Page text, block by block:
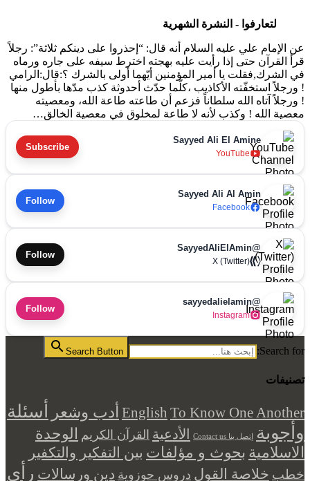
لتعارفوا - النشرة الشهرية
عن الإمام علي عليه السلام أنه قال: “إحذروا على دينكم ثلاثة”: رجلاً
قرأ القرآن حتى إذا رأيت عليه بهجته اخترط سيفه على جاره ورماه
في الشرك,فقلت يا أمير المؤمنين أيّهما أولى بالشرك ؟:قال:الرامي
! ورجلاً استخفّته الأكاذيب ،كلّما حدّث أحدوثة كذب مدّها بأطول منها
! ورجلاً آتاه الله سلطاناً فزعم أن طاعته طاعة الله، ومعصيته
معصية الله ! وكذب لأنه لا طاعة لمخلوق في معصية الخالق…
Sayyed Ali El Amine
YouTube
Subscribe
Sayyed Ali Al Amin
Facebook
Follow
@SayyedAliElAmin
X (Twitter)
Follow
@sayyedalielamin
Instagram
Follow
Search for:
Search Button
تصنيفات
English To Know One Another أدب وشعر
أسئلة
وأجوبة
إتصل بنا Contact us الأدعية القرآن الكريم
الوحدة
الاسلامية بحوث و مؤلفات بين التفكير والتكفير
خطب خلاصة القول دروس حوزوية دين ورسالات رأي